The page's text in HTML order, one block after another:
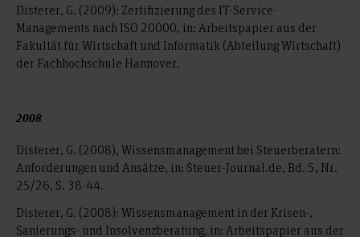
Disterer, G. (2009): Zertifizierung des IT-Service-
Managements nach ISO 20000, in: Arbeitspapier aus der
Fakultät für Wirtschaft und Informatik (Abteilung Wirtschaft)
der Fachhochschule Hannover.
2008
Disterer, G. (2008), Wissensmanagement bei Steuerberatern:
Anforderungen und Ansätze, in: Steuer-Journal.de, Bd. 5, Nr.
25/26, S. 38-44.
Disterer, G. (2008): Wissensmanagement in der Krisen-,
Sanierungs- und Insolvenzberatung, in: Arbeitspapier aus der